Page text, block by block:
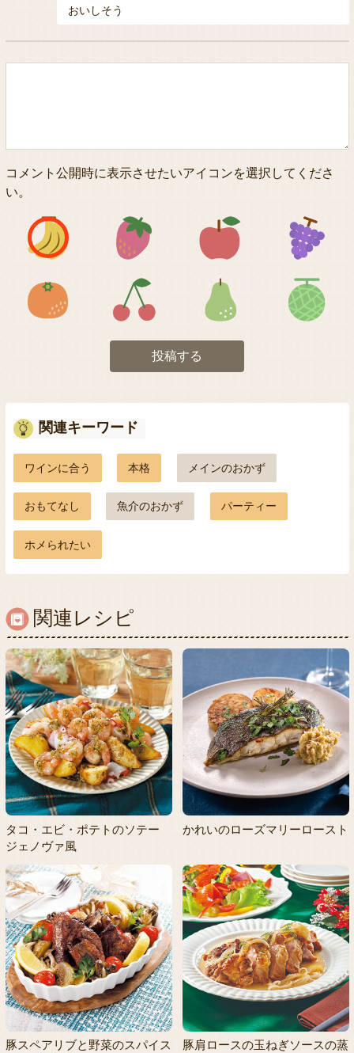
おいしそう
コメント公開時に表示させたいアイコンを選択してくださ
い。
アイコン1 アイコン2 アイコン3
アイコン5 アイコン6 アイコン7
投稿する
関連キーワード
ワインに合う 本格 メインのおかず
おもてなし 魚介のおかず パーティー
ホメられたい
関連レシピ
タコ・エビ・ポテトのソテー
ジェノヴァ風
かれいのローズマリーロースト
豚スペアリブと野菜のスパイス
豚肩ロースの玉ねぎソースの蒸